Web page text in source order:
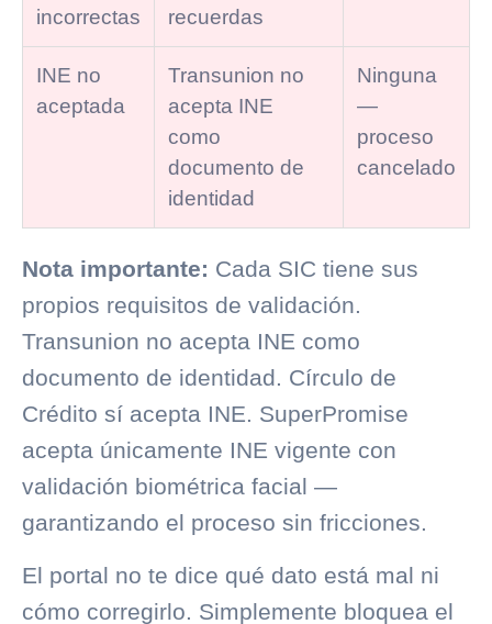
incorrectas
recuerdas
INE no
aceptada
Transunion no
acepta INE
como
documento de
identidad
Ninguna
—
proceso
cancelado
Nota importante: Cada SIC tiene sus
propios requisitos de validación.
Transunion no acepta INE como
documento de identidad. Círculo de
Crédito sí acepta INE. SuperPromise
acepta únicamente INE vigente con
validación biométrica facial —
garantizando el proceso sin fricciones.
El portal no te dice qué dato está mal ni
cómo corregirlo. Simplemente bloquea el